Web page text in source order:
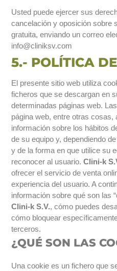
Usted puede ejercer sus
cancelación y oposición sobre
gratuita, enviando un correo
info@cliniksv.com
5.- POLÍTICA
El presente sitio web utiliza
ficheros que se descargan en
determinadas páginas web.
página web, entre otras
información sobre los hábitos
de su equipo y, dependiendo
y de la forma en que utilice su
reconocer al usuario.Clini-k
ofrecer el servicio de venta
experiencia del usuario. A
información sobre qué son las
Clini-k S.V., cómo puedes
cómo bloquear
terceros.
¿QUÉ SON LAS
Una cookie es un fichero que